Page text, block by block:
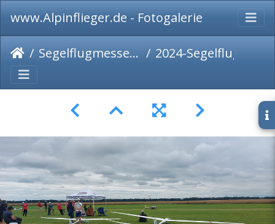
www.Alpinflieger.de - Fotogalerie
Segelflugmesse 2024 2024-Segelflugmesse-102